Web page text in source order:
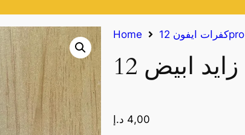
Home كفرات ايفون 12pro
4,00 د.إ